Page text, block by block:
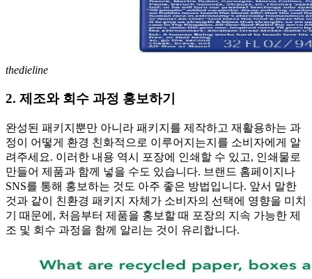
thedieline
2. 제조와 회수 과정 홍보하기
완성된 패키지뿐만 아니라 패키지를 제작하고 재활용하는 과
정이 어떻게 환경 친화적으로 이루어지는지를 소비자에게 알
려주세요. 이러한 내용 역시 포장에 인쇄할 수 있고, 인쇄물로
만들어 제품과 함께 넣을 수도 있습니다. 브랜드 홈페이지나
SNS를 통해 홍보하는 것도 아주 좋은 방법입니다. 앞서 말한
것과 같이 친환경 패키지 자체가 소비자의 선택에 영향을 미치
기 때문에, 처음부터 제품을 홍보할 때 포장의 지속 가능한 제
조 및 회수 과정을 함께 알리는 것이 유리합니다.